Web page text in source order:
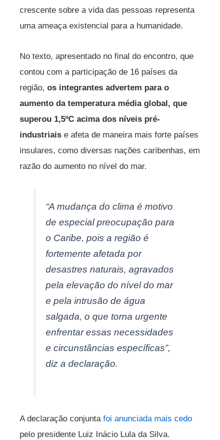
crescente sobre a vida das pessoas representa
uma ameaça existencial para a humanidade.
No texto, apresentado no final do encontro, que
contou com a participação de 16 países da
região, os integrantes advertem para o
aumento da temperatura média global, que
superou 1,5ºC acima dos níveis pré-
industriais e afeta de maneira mais forte países
insulares, como diversas nações caribenhas, em
razão do aumento no nível do mar.
“A mudança do clima é motivo
de especial preocupação para
o Caribe, pois a região é
fortemente afetada por
desastres naturais, agravados
pela elevação do nível do mar
e pela intrusão de água
salgada, o que torna urgente
enfrentar essas necessidades
e circunstâncias específicas”,
diz a declaração.
A declaração conjunta foi anunciada mais cedo
pelo presidente Luiz Inácio Lula da Silva.